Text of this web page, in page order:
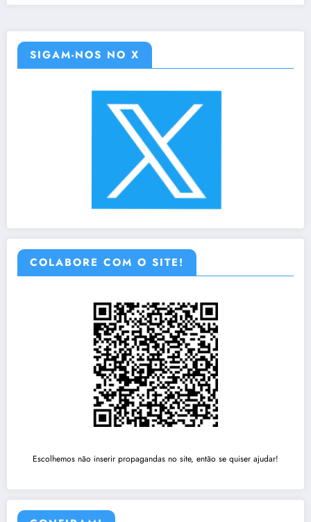
SIGAM-NOS NO X
COLABORE COM O SITE!
Escolhemos não inserir propagandas no site, então se quiser ajudar!